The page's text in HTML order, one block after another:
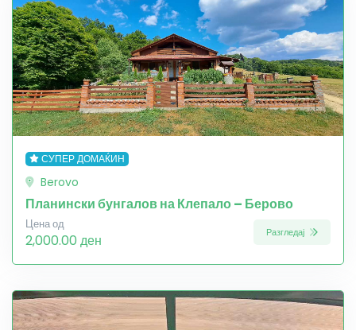
СУПЕР ДОМАЌИН
Berovo
Планински бунгалов на Клепало – Берово
Цена од
2,000.00 ден Разгледај